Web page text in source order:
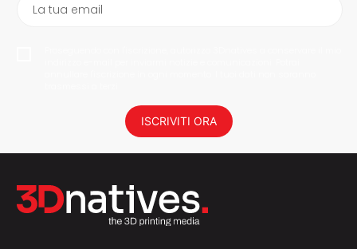
La tua email
ISCRIVITI ORA